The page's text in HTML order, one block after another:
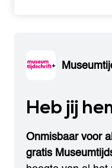
Heb jij
Onmisbaar voor
gratis